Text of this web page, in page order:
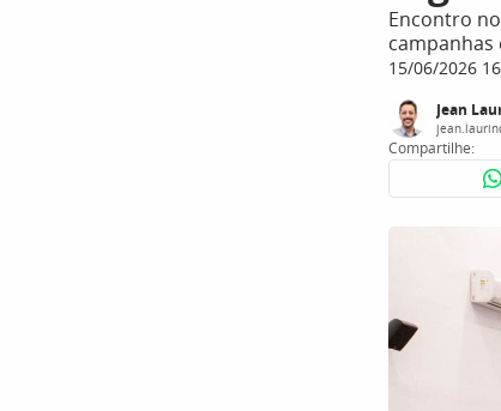
Encontro
15/06/2026
Jean
Compartilhe: